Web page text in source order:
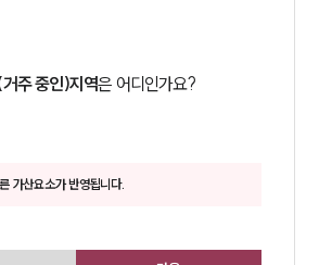
법률지식인
혼소송·상담후기
이혼 양육비계산기
주 중인)지역은 어디인가요?
가산요소가 반영됩니다.